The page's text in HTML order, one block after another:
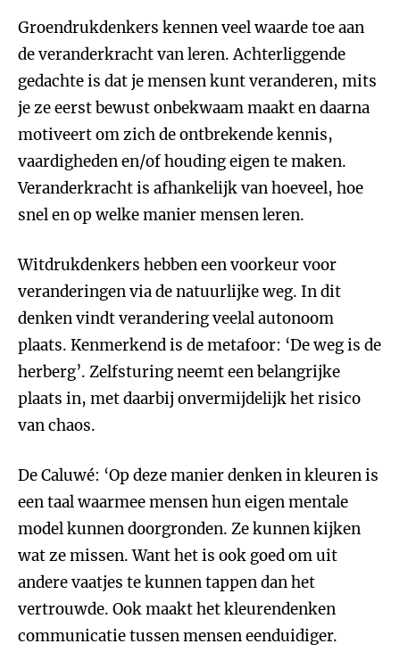
Groendrukdenkers kennen veel waarde toe aan
de veranderkracht van leren. Achterliggende
gedachte is dat je mensen kunt veranderen, mits
je ze eerst bewust onbekwaam maakt en daarna
motiveert om zich de ontbrekende kennis,
vaardigheden en/of houding eigen te maken.
Veranderkracht is afhankelijk van hoeveel, hoe
snel en op welke manier mensen leren.
Witdrukdenkers hebben een voorkeur voor
veranderingen via de natuurlijke weg. In dit
denken vindt verandering veelal autonoom
plaats. Kenmerkend is de metafoor: ‘De weg is de
herberg’. Zelfsturing neemt een belangrijke
plaats in, met daarbij onvermijdelijk het risico
van chaos.
De Caluwé: ‘Op deze manier denken in kleuren is
een taal waarmee mensen hun eigen mentale
model kunnen doorgronden. Ze kunnen kijken
wat ze missen. Want het is ook goed om uit
andere vaatjes te kunnen tappen dan het
vertrouwde. Ook maakt het kleurendenken
communicatie tussen mensen eenduidiger.